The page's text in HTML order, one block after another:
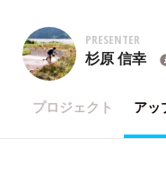
PRESENTER
杉原 信幸
プロジェクト アッ